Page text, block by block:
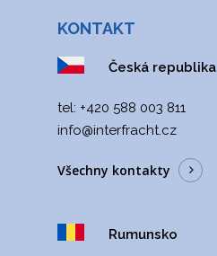
KONTAKT
Česká republika
tel: +420 588 003 811
info@interfracht.cz
Všechny kontakty
Rumunsko